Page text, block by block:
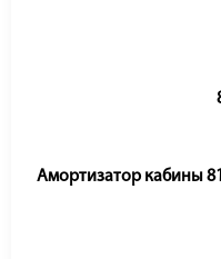
Амортизатор кабины